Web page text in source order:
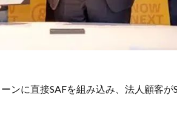
ンに直接SAFを組み込み、法人顧客が